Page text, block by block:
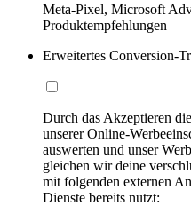
Meta-Pixel, Microsoft
Produktempfehlungen
Erweitertes Conversion-
Durch das Akzeptieren
unserer Online-
auswerten und unser
gleichen wir deine
mit folgenden externen
Dienste bereits nutzt: